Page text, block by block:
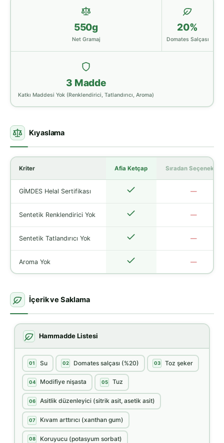
550g
Net Gramaj
20%
Domates Salçası
3 Madde
Katkı Maddesi Yok (Renklendirici, Tatlandırıcı, Aroma)
Kıyaslama
Kriter Afia Ketçap Sıradan Seçenekler
GİMDES Helal Sertifikası —
Sentetik Renklendirici Yok —
Sentetik Tatlandırıcı Yok —
Aroma Yok —
İçerik ve Saklama
Hammadde Listesi
01 Su 02 Domates salçası (%20) 03 Toz şeker
04 Modifiye nişasta 05 Tuz
06 Asitlik düzenleyici (sitrik asit, asetik asit)
07 Kıvam arttırıcı (xanthan gum)
08 Koruyucu (potasyum sorbat)